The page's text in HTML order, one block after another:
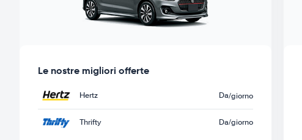
Le nostre migliori offerte
Hertz Da/giorno
Thrifty Da/giorno